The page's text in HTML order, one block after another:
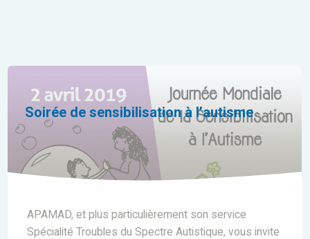
Soirée de sensibilisation à l’autisme
APAMAD, et plus particulièrement son service
Spécialité Troubles du Spectre Autistique, vous invite